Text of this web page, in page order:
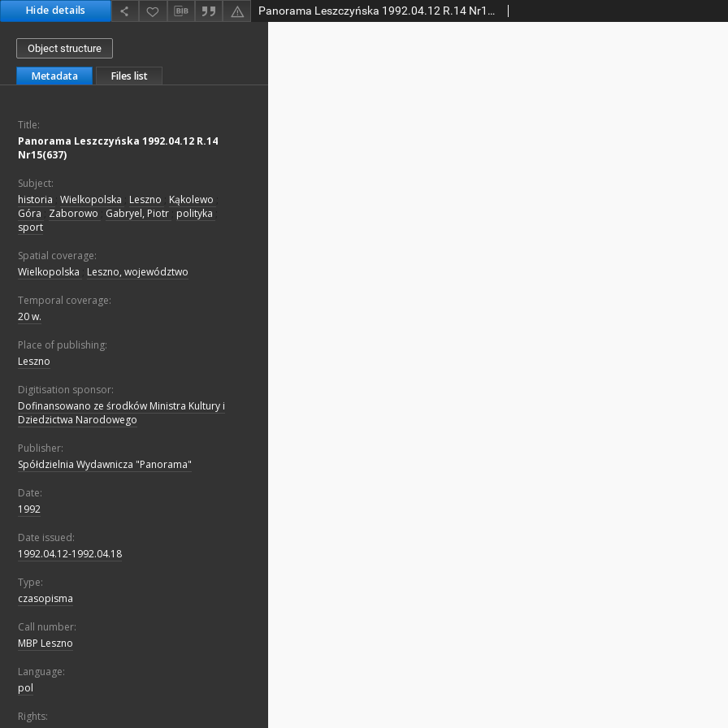
Hide details Panorama Leszczyńska 1992.04.12 R.14 Nr15(637)
Object structure
Metadata Files list
Title:
Panorama Leszczyńska 1992.04.12 R.14
Nr15(637)
Subject:
historia Wielkopolska Leszno Kąkolewo
Góra
Zaborowo Gabryel, Piotr polityka
sport
Spatial coverage:
Wielkopolska
Leszno, województwo
Temporal coverage:
20 w.
Place of publishing:
Leszno
Digitisation sponsor:
Dofinansowano ze środków Ministra Kultury i
Dziedzictwa Narodowego
Publisher:
Spółdzielnia Wydawnicza "Panorama"
Date:
1992
Date issued:
1992.04.12-1992.04.18
Type:
czasopisma
Call number:
MBP Leszno
Language:
pol
Rights: